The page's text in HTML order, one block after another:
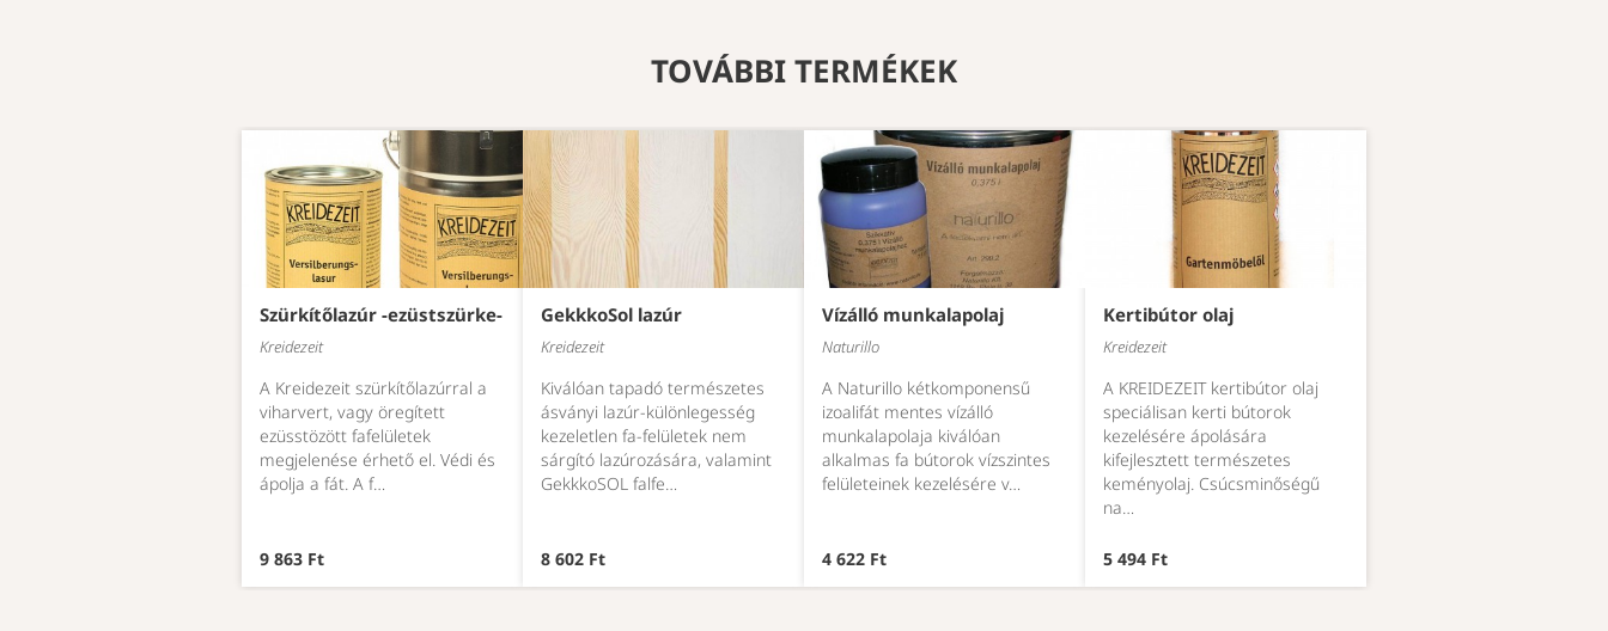
TOVÁBBI TERMÉKEK
Szürkítőlazúr -ezüstszürke-
Kreidezeit
A Kreidezeit szürkítőlazúrral a
viharvert, vagy öregített
ezüsstözött fafelületek
megjelenése érhető el. Védi és
ápolja a fát. A f…
9 863 Ft
GekkkoSol lazúr
Kreidezeit
Kiválóan tapadó természetes
ásványi lazúr-különlegesség
kezeletlen fa-felületek nem
sárgító lazúrozására, valamint
GekkkoSOL falfe…
8 602 Ft
Vízálló munkalapolaj
Naturillo
A Naturillo kétkomponensű
izoalifát mentes vízálló
munkalapolaja kiválóan
alkalmas fa bútorok vízszintes
felületeinek kezelésére v…
4 622 Ft
Kertibútor olaj
Kreidezeit
A KREIDEZEIT kertibútor olaj
speciálisan kerti bútorok
kezelésére ápolására
kifejlesztett természetes
keményolaj. Csúcsminőségű
na…
5 494 Ft